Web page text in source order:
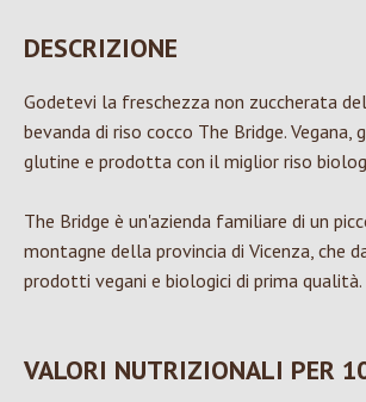
DESCRIZIONE
Godetevi la freschezza non zuccherata
bevanda di riso cocco The Bridge. Vegana,
glutine e prodotta con il miglior riso
The Bridge è un'azienda familiare di un
montagne della provincia di Vicenza, che
prodotti vegani e biologici di prima qualità.
VALORI NUTRIZIONALI PER